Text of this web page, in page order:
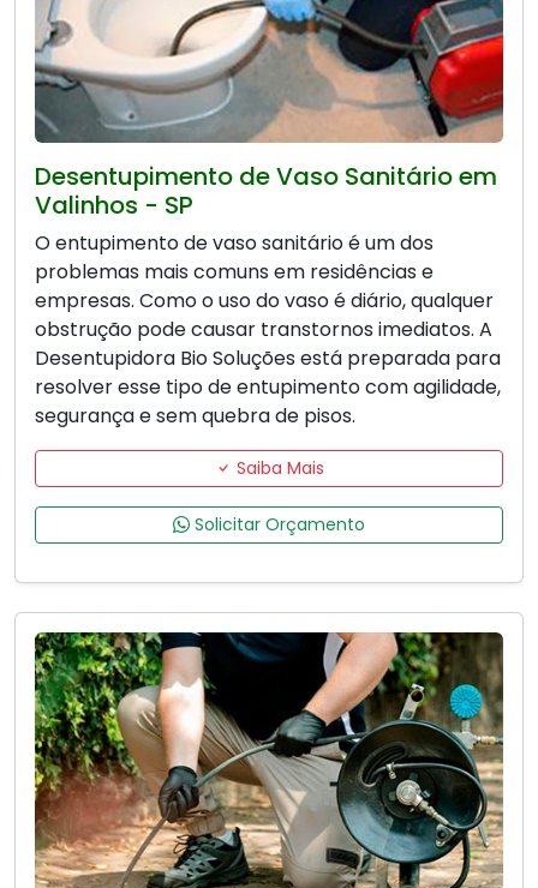
Desentupimento de Vaso Sanitário em
Valinhos - SP
O entupimento de vaso sanitário é um dos
problemas mais comuns em residências e
empresas. Como o uso do vaso é diário, qualquer
obstrução pode causar transtornos imediatos. A
Desentupidora Bio Soluções está preparada para
resolver esse tipo de entupimento com agilidade,
segurança e sem quebra de pisos.
Saiba Mais
Solicitar Orçamento